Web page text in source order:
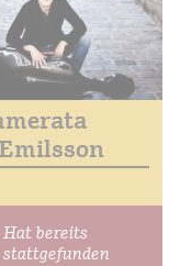
Hat bereits
stattgefunden